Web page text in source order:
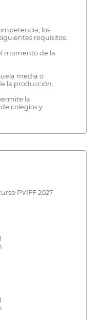
los
requisitos:
momento de la
media o
la producción.
la
colegios y
PVIFF 2027